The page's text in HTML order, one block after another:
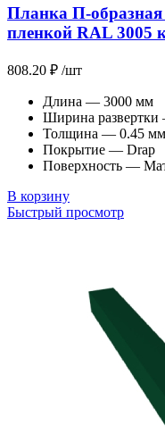
Планка П-образная
пленкой RAL 3005
808.20 ₽ /шт
Длина — 3000 мм
Ширина развертки
Толщина — 0.45 мм
Покрытие — Drap
Поверхность —
В корзину
Быстрый просмотр